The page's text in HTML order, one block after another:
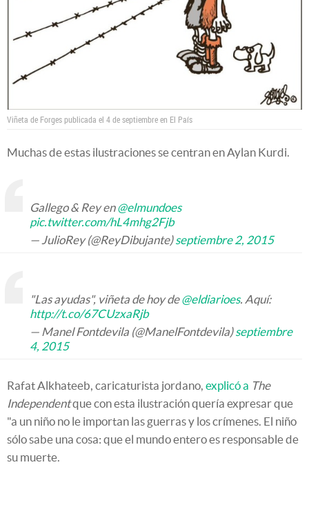
Viñeta de Forges publicada el 4 de septiembre en El País
Muchas de estas ilustraciones se centran en Aylan Kurdi.
Gallego & Rey en@elmundoes
pic.twitter.com/hL4mhg2Fjb
— JulioRey (@ReyDibujante) septiembre 2, 2015
"Las ayudas", viñeta de hoy de@eldiarioes. Aquí:
http://t.co/67CUzxaRjb
— Manel Fontdevila (@ManelFontdevila) septiembre
4, 2015
Rafat Alkhateeb, caricaturista jordano, explicó a The
Independentque con esta ilustración quería expresar que
"a un niño no le importan las guerras y los crímenes. El niño
sólo sabe una cosa: que el mundo entero es responsable de
su muerte.